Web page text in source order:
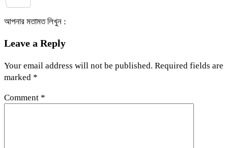
আপনার মতামত লিখুন :
Leave a Reply
Your email address will not be published. Required fields are
marked *
Comment *